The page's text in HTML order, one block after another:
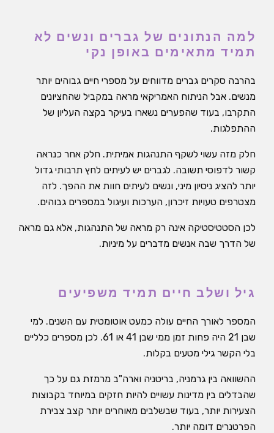
למה הנתונים של גברים ונשים לא
תמיד מתאימים באופן נקי
בהרבה סקרים גברים מדווחים על מספרי חיים גבוהים יותר
מנשים. אבל הניתוח האמריקאי מראה במקביל שהחציונים
התקרבו, בעוד שהפערים נשארו בעיקר בקצה העליון של
ההתפלגות.
חלק מזה עשוי לשקף התנהגות אמיתית. חלק אחר כנראה
קשור לדפוסי תשובה. לגברים יש לעיתים לחץ תרבותי גדול
יותר להציג ניסיון מיני, ונשים לעיתים חוות את ההפך. לזה
מצטרפים טעויות זיכרון, הערכות ועיגול במספרים גבוהים.
לכן הסטטיסטיקה אינה רק מראה של התנהגות, אלא גם מראה
של הדרך שבה אנשים מדברים על מיניות.
גיל ושלב חיים תמיד משפיעים
המספר לאורך החיים עולה כמעט אוטומטית עם השנים. למי
שבן 21 היה פחות זמן ממי שבן 41 או 61. לכן מספרים כלליים
בלי הקשר גילי מטעים בקלות.
ההשוואה בין גרמניה, בריטניה וארה"ב מרמזת גם על כך
שהבדלים בין מדינות עשויים להיות חזקים במיוחד בקבוצות
הצעירות יותר, בעוד שבשלבים מאוחרים יותר קצב צבירת
הפרטנרים דומה יותר.